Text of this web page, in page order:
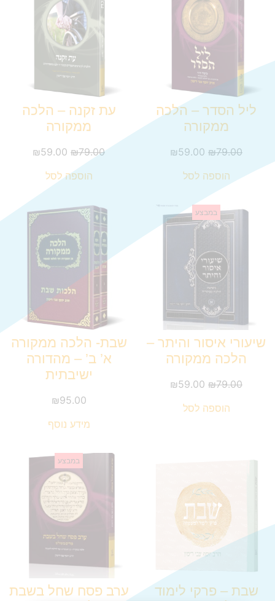
ליל הסדר – הלכה
ממקורה
₪79.00
₪59.00
הוספה לסל
עת זקנה – הלכה
ממקורה
₪79.00
₪59.00
הוספה לסל
במבצע
שיעורי איסור והיתר –
הלכה ממקורה
₪79.00
₪59.00
הוספה לסל
שבת- הלכה ממקורה
א’ ב’ – מהדורה
ישיבתית
₪95.00
מידע נוסף
שבת – פרקי לימוד
במבצע
ערב פסח שחל בשבת